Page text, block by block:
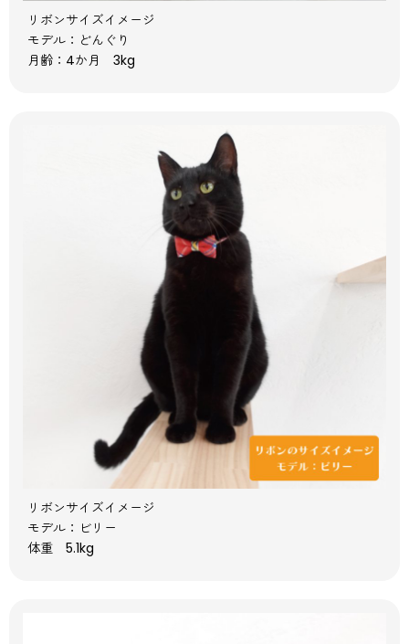
リボンサイズイメージ
モデル：どんぐり
月齢：4か月 3kg
リボンサイズイメージ
モデル：ビリー
体重 5.1kg